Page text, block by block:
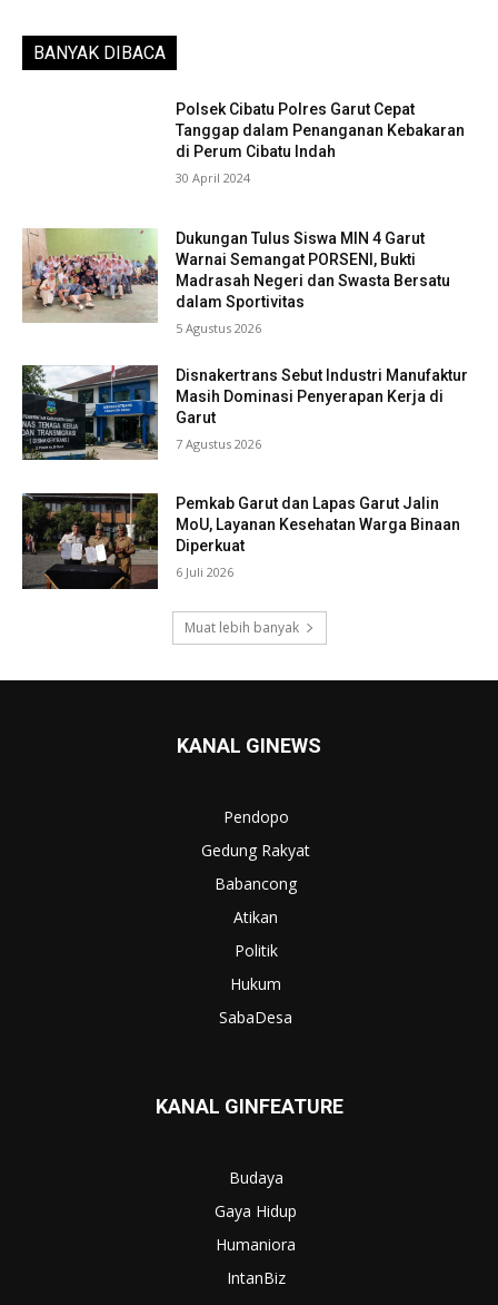
BANYAK DIBACA
Polsek Cibatu Polres Garut Cepat
Tanggap dalam Penanganan Kebakaran
di Perum Cibatu Indah
30 April 2024
Dukungan Tulus Siswa MIN 4 Garut
Warnai Semangat PORSENI, Bukti
Madrasah Negeri dan Swasta Bersatu
dalam Sportivitas
5 Agustus 2026
Disnakertrans Sebut Industri Manufaktur
Masih Dominasi Penyerapan Kerja di
Garut
7 Agustus 2026
Pemkab Garut dan Lapas Garut Jalin
MoU, Layanan Kesehatan Warga Binaan
Diperkuat
6 Juli 2026
Muat lebih banyak
KANAL GINEWS
Pendopo
Gedung Rakyat
Babancong
Atikan
Politik
Hukum
SabaDesa
KANAL GINFEATURE
Budaya
Gaya Hidup
Humaniora
IntanBiz